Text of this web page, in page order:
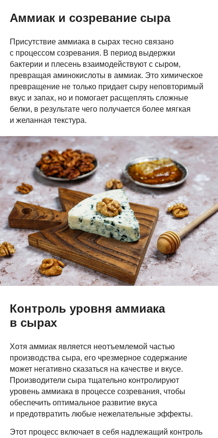
Аммиак и созревание сыра
Присутствие аммиака в сырах тесно связано
с процессом созревания. В период выдержки
бактерии и плесень взаимодействуют с сыром,
превращая аминокислоты в аммиак. Это химическое
превращение не только придает сыру неповторимый
вкус и запах, но и помогает расщеплять сложные
белки, в результате чего получается более мягкая
и желанная текстура.
Контроль уровня аммиака
в сырах
Хотя аммиак является неотъемлемой частью
производства сыра, его чрезмерное содержание
может негативно сказаться на качестве и вкусе.
Производители сыра тщательно контролируют
уровень аммиака в процессе созревания, чтобы
обеспечить оптимальное развитие вкуса
и предотвратить любые нежелательные эффекты.
Этот процесс включает в себя надлежащий контроль